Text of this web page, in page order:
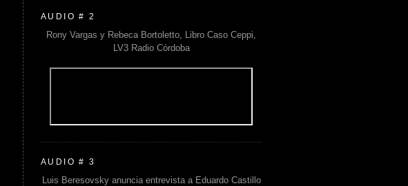
AUDIO # 2
Rony Vargas y Rebeca Bortoletto, Libro Caso Ceppi,
LV3 Radio Córdoba
AUDIO # 3
Luis Beresovsky anuncia entrevista a Eduardo Castillo